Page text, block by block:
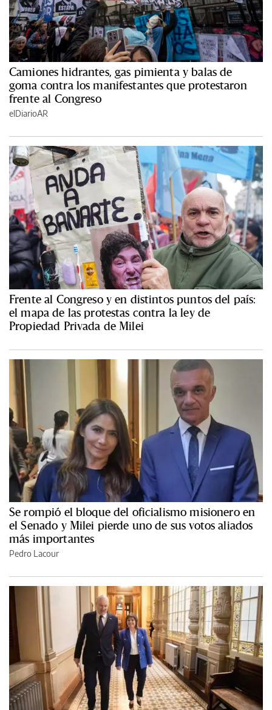
Camiones hidrantes, gas pimienta y balas de
goma contra los manifestantes que protestaron
frente al Congreso
elDiarioAR
Frente al Congreso y en distintos puntos del país:
el mapa de las protestas contra la ley de
Propiedad Privada de Milei
Se rompió el bloque del oficialismo misionero en
el Senado y Milei pierde uno de sus votos aliados
más importantes
Pedro Lacour